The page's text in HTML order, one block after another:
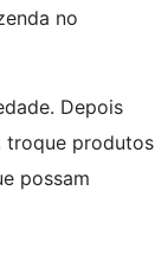
no
Depois
troque produtos
possam